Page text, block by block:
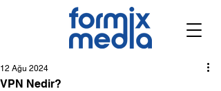
VPN Nedir?
12 Ağu 2024